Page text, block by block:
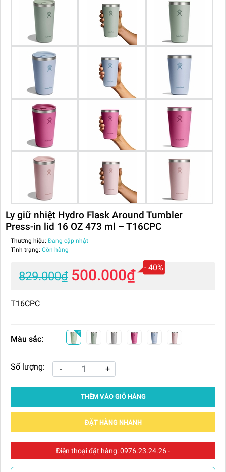
Ly giữ nhiệt Hydro Flask Around Tumbler
Press-in lid 16 OZ 473 ml – T16CPC
Thương hiệu: Đang cập nhật
Tình trạng: Còn hàng
829.000₫ 500.000₫ - 40%
T16CPC
Màu sắc:
Số lượng: - +
THÊM VÀO GIỎ HÀNG
ĐẶT HÀNG NHANH
Điện thoại đặt hàng:0976.23.24.26-